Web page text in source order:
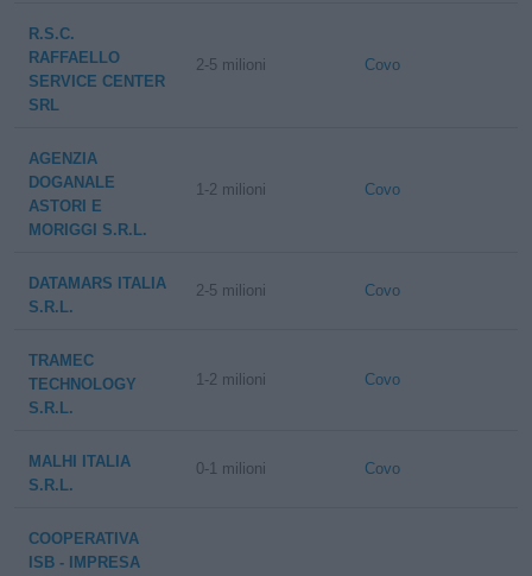
R.S.C.
RAFFAELLO
SERVICE CENTER
SRL
2-5 milioni Covo
AGENZIA
DOGANALE
ASTORI E
MORIGGI S.R.L.
1-2 milioni Covo
DATAMARS ITALIA
S.R.L.
2-5 milioni Covo
TRAMEC
TECHNOLOGY
S.R.L.
1-2 milioni Covo
MALHI ITALIA
S.R.L.
0-1 milioni Covo
COOPERATIVA
ISB - IMPRESA